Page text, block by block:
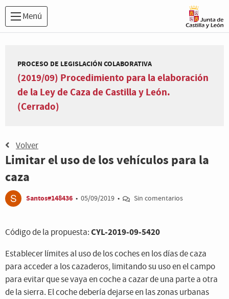
Menú
PROCESO DE LEGISLACIÓN COLABORATIVA
(2019/09) Procedimiento para la elaboración
de la Ley de Caza de Castilla y León.
(Cerrado)
Volver
Limitar el uso de los vehículos para la
caza
Santos#148436 • 05/09/2019 • Sin comentarios
Código de la propuesta:CYL-2019-09-5420
Establecer límites al uso de los coches en los días de caza
para acceder a los cazaderos, limitando su uso en el campo
para evitar que se vaya en coche a cazar de una parte a otra
de la sierra. El coche debería dejarse en las zonas urbanas